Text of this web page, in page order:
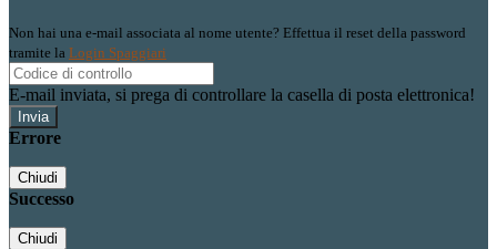
Non hai una e-mail associata al nome utente? Effettua il reset della password
tramite la Login Spaggiari
E-mail inviata, si prega di controllare la casella di posta elettronica!
Errore
Chiudi
Successo
Chiudi